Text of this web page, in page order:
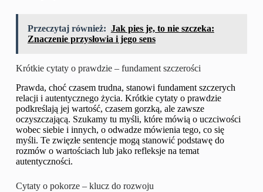
Przeczytaj również: Jak pies je, to nie szczeka:
Znaczenie przysłowia i jego sens
Krótkie cytaty o prawdzie – fundament szczerości
Prawda, choć czasem trudna, stanowi fundament szczerych
relacji i autentycznego życia. Krótkie cytaty o prawdzie
podkreślają jej wartość, czasem gorzką, ale zawsze
oczyszczającą. Szukamy tu myśli, które mówią o uczciwości
wobec siebie i innych, o odwadze mówienia tego, co się
myśli. Te zwięzłe sentencje mogą stanowić podstawę do
rozmów o wartościach lub jako refleksje na temat
autentyczności.
Cytaty o pokorze – klucz do rozwoju